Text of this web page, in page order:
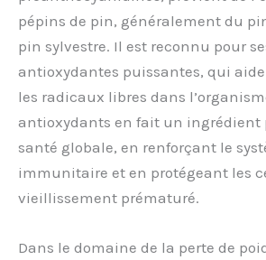
pépins de pin, généralement du
pin sylvestre. Il est reconnu pour
antioxydantes puissantes, qui
les radicaux libres dans
antioxydants en fait un ingrédient
santé globale, en renforçant le
immunitaire et en protégeant les
vieillissement prématuré.
Dans le domaine de la perte de